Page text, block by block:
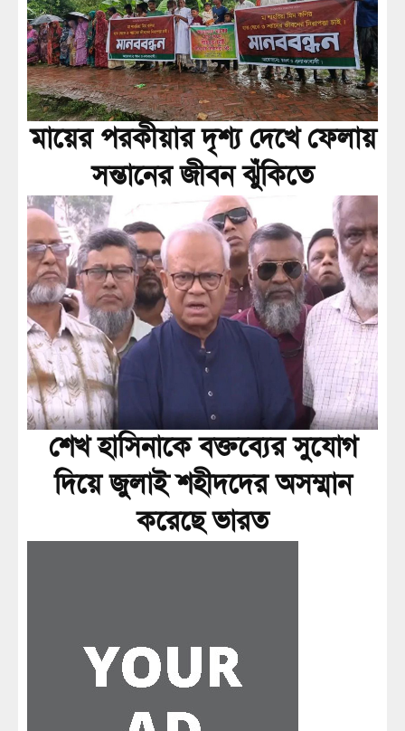
মায়ের পরকীয়ার দৃশ্য দেখে ফেলায়
সন্তানের জীবন ঝুঁকিতে
শেখ হাসিনাকে বক্তব্যের সুযোগ
দিয়ে জুলাই শহীদদের অসম্মান
করেছে ভারত